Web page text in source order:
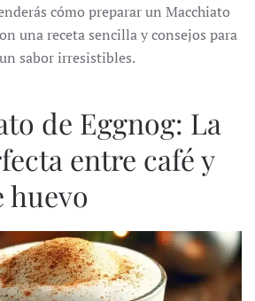
cómo preparar un Macchiato
una receta sencilla y consejos para
sabor irresistibles.
de Eggnog: La
entre café y
huevo